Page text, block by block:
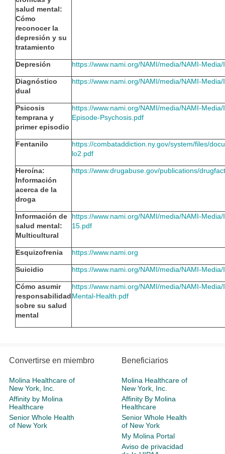
salud mental:
Cómo
reconocer la
depresión y su
tratamiento
Depresión https://www.nami.org/NAMI/media/NAMI-
Diagnóstico
dual
https://www.nami.org/NAMI/media/NAMI-
Psicosis
temprana y
primer episodio
https://www.nami.org/NAMI/media/NAMI-
Episode-Psychosis.pdf
Fentanilo
https://combataddiction.ny.gov/system/files/
lo2.pdf
Heroína:
Información
acerca de la
droga
https://www.drugabuse.gov/publications/
Información de
salud mental:
Multicultural
https://www.nami.org/NAMI/media/NAMI-
15.pdf
Esquizofrenia https://www.nami.org
Suicidio https://www.nami.org/NAMI/media/NAMI-
Cómo asumir
responsabilidad
sobre su salud
mental
https://www.nami.org/NAMI/media/NAMI-
Mental-Health.pdf
Convertirse en miembro
Molina Healthcare of
New York, Inc.
Affinity by Molina
Healthcare
Senior Whole Health
of New York
Beneficiarios
Molina Healthcare of
New York, Inc.
Affinity By Molina
Healthcare
Senior Whole Health
of New York
My Molina Portal
Aviso de privacidad